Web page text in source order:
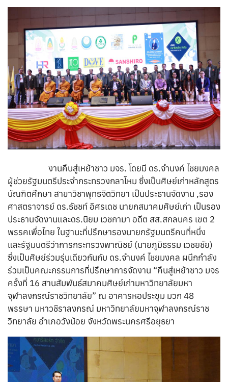
งานคืนสู่เหย้าชาว มจร. โดยมี ดร.จำนงค์ ไชยมงคล
ผู้ช่วยรัฐมนตรีประจำกระทรวงกลาโหม ซึ่งเป็นศิษย์เก่าหลักสูตร
บัณฑิตศึกษา สาขาวิชาพุทธจิตวิทยา เป็นประธานจัดงาน ,รอง
ศาสตราจารย์ ดร.ธัชชท์ อิศรเดช นายกสมาคมศิษย์เก่า เป็นรอง
ประธานจัดงานและดร.นิยม เวชกามา อดีต สส.สกลนคร เขต 2
พรรคเพื่อไทย ในฐานะที่ปรึกษารองนายกรัฐมนตรีคนที่หนึ่ง
และรัฐมนตรีว่าการกระทรวงพาณิชย์ (นายภูมิธรรม เวชยชัย)
ซึ่งเป็นศิษย์ร่วมรุ่นเดียวกันกับ ดร.จำนงค์ ไชยมงคล ผนึกกำลัง
ร่วมเป็นคณะกรรมการที่ปรึกษาการจัดงาน “คืนสู่เหย้าชาว มจร
ครั้งที่ 16 สานสัมพันธ์สมาคมศิษย์เก่ามหาวิทยาลัยมหา
จุฬาลงกรณ์ราชวิทยาลัย” ณ อาคารหอประขุม มวก 48
พรรษา มหาวชิราลงกรณ์ มหาวิทยาลัยมหาจุฬาลงกรณ์ราช
วิทยาลัย อำเภอวังน้อย จังหวัดพระนครศรีอยุธยา